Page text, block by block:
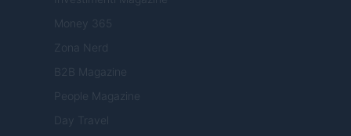
Money 365
Zona Nerd
B2B Magazine
People Magazine
Day Travel